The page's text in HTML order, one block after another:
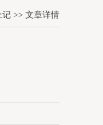
记 >> 文章详情